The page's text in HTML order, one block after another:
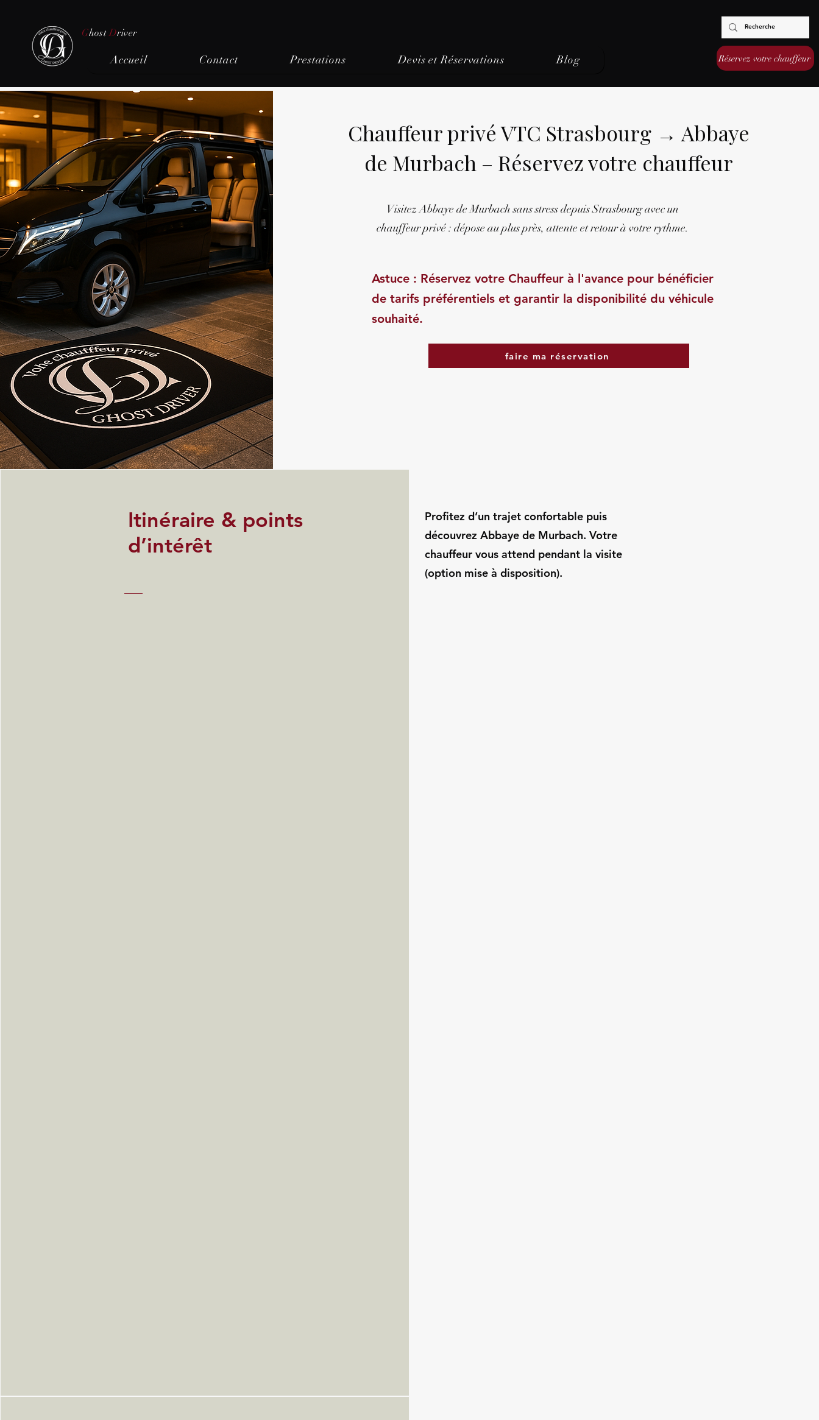
Ghost Driver
Accueil Contact Prestations Devis et Réservations Blog Réservez votre chauffeur
Chauffeur privé VTC Strasbourg → Abbaye
de Murbach – Réservez votre chauffeur
Visitez Abbaye de Murbach sans stress depuis Strasbourg avec un
chauffeur privé : dépose au plus près, attente et retour à votre rythme.
Astuce : Réservez votre Chauffeur à l'avance pour bénéficier
de tarifs préférentiels et garantir la disponibilité du véhicule
souhaité.
faire ma réservation
Itinéraire & points
d’intérêt
Profitez d’un trajet confortable puis
découvrez Abbaye de Murbach. Votre
chauffeur vous attend pendant la visite
(option mise à disposition).